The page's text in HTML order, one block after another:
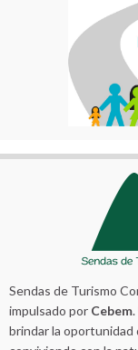
Sendas de Turismo
impulsado por Cebem
brindar la oportunidad